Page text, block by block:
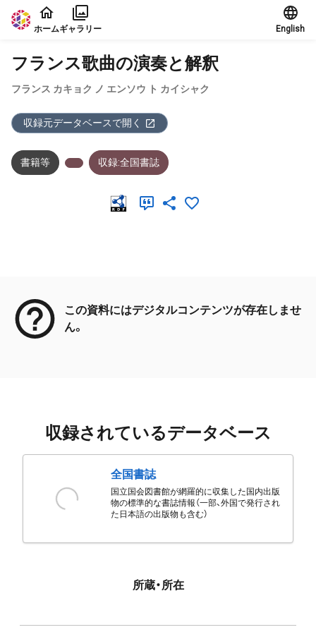
本文に飛ぶ
ホームギャラリー English
フランス歌曲の演奏と解釈
フランス カキョク ノ エンソウ ト カイシャク
収録元データベースで開く
書籍等 収録:全国書誌
この資料にはデジタルコンテンツが存在しませ
ん。
収録されているデータベース
全国書誌
国立国会図書館が網羅的に収集した国内出版
物の標準的な書誌情報（一部、外国で発行され
た日本語の出版物も含む）
所蔵・所在